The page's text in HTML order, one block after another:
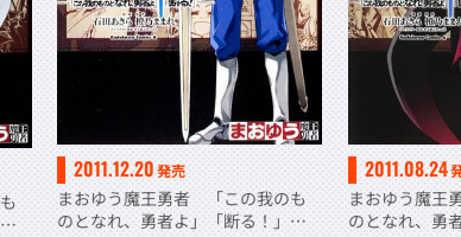
2011.12.20発売
まおゆう魔王勇者 「この我のも
のとなれ、勇者よ」「断る！」
2011.08.24
まおゆう魔王
のとなれ、